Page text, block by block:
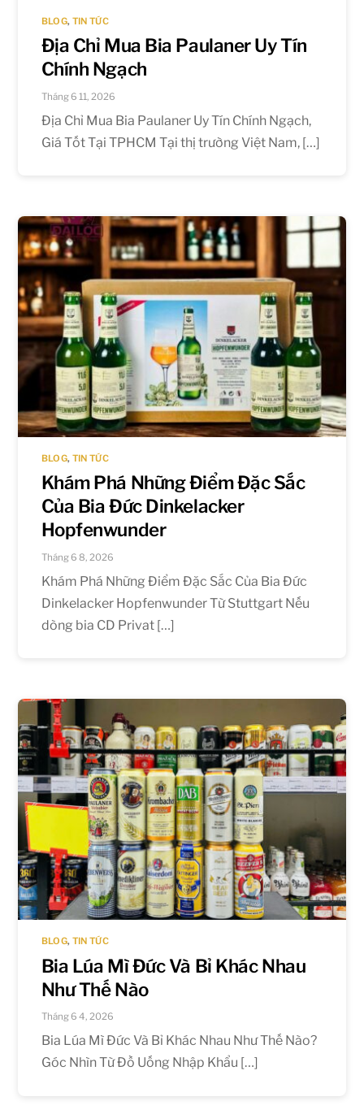
BLOG, TIN TỨC
Địa Chỉ Mua Bia Paulaner Uy Tín
Chính Ngạch
Tháng 6 11, 2026
Địa Chỉ Mua Bia Paulaner Uy Tín Chính Ngạch,
Giá Tốt Tại TPHCM Tại thị trường Việt Nam, […]
BLOG, TIN TỨC
Khám Phá Những Điểm Đặc Sắc
Của Bia Đức Dinkelacker
Hopfenwunder
Tháng 6 8, 2026
Khám Phá Những Điểm Đặc Sắc Của Bia Đức
Dinkelacker Hopfenwunder Từ Stuttgart Nếu
dòng bia CD Privat […]
BLOG, TIN TỨC
Bia Lúa Mì Đức Và Bỉ Khác Nhau
Như Thế Nào
Tháng 6 4, 2026
Bia Lúa Mì Đức Và Bỉ Khác Nhau Như Thế Nào?
Góc Nhìn Từ Đồ Uống Nhập Khẩu […]